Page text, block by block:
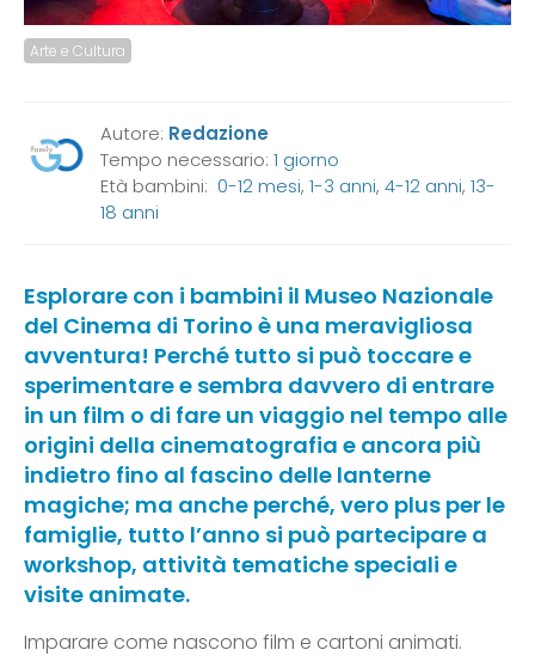
Arte e Cultura
Autore: Redazione
Tempo necessario:1 giorno
Età bambini:0-12 mesi,1-3 anni,4-12 anni,13-
18 anni
Esplorare con i bambini il Museo Nazionale
del Cinema di Torino è una meravigliosa
avventura! Perché tutto si può toccare e
sperimentare e sembra davvero di entrare
in un film o di fare un viaggio nel tempo alle
origini della cinematografia e ancora più
indietro fino al fascino delle lanterne
magiche; ma anche perché, vero plus per le
famiglie, tutto l’anno si può partecipare a
workshop, attività tematiche speciali e
visite animate.
Imparare come nascono film e cartoni animati.